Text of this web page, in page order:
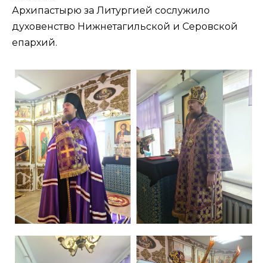
Архипастырю за Литургией сослужило
духовенство Нижнетагильской и Серовской
епархий.